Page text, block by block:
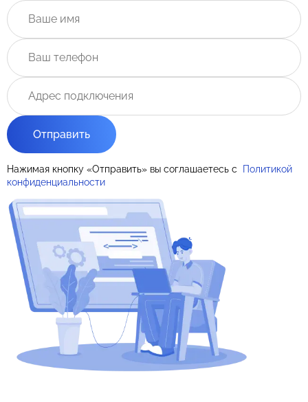
Отправить
Нажимая кнопку «Отправить» вы соглашаетесь с
Политикой
конфиденциальности